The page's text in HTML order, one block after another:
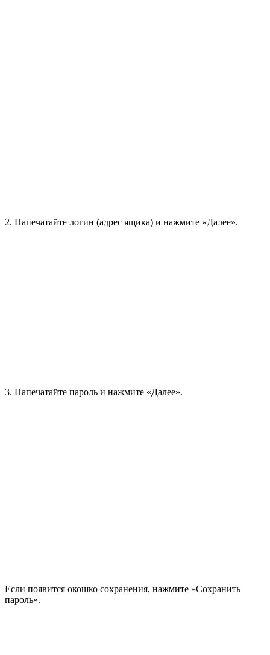
2. Напечатайте логин (адрес ящика) и нажмите «Далее».
3. Напечатайте пароль и нажмите «Далее».
Если появится окошко сохранения, нажмите «Сохранить
пароль».